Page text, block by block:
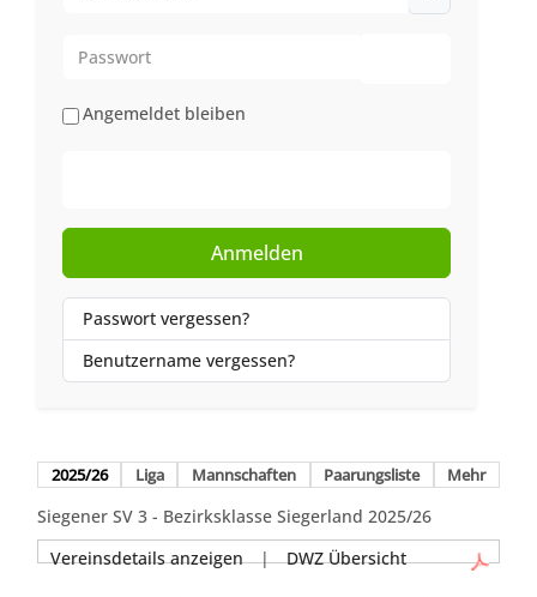
Angemeldet bleiben
Anmelden
Passwort vergessen?
Benutzername vergessen?
2025/26 Liga Mannschaften Paarungsliste Mehr
Siegener SV 3 - Bezirksklasse Siegerland 2025/26
Vereinsdetails anzeigen | DWZ Übersicht